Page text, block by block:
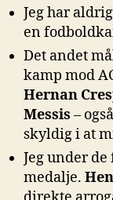
Jeg har
en
Det andet
kamp mod
Hernan
Messis –
skyldig i at
Jeg under
medalje.